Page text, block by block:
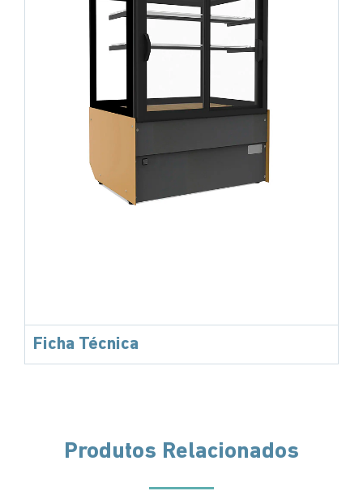
Ficha Técnica
Produtos Relacionados